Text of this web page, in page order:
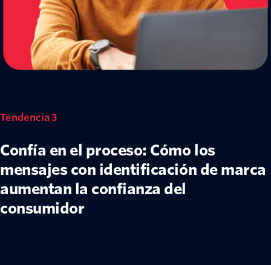
Tendencia 3
Confía en el proceso: Cómo los
mensajes con identificación de marca
aumentan la confianza del
consumidor